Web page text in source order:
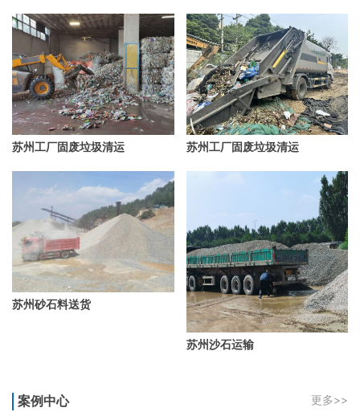
苏州工厂固废垃圾清运 苏州工厂固废垃圾清运
苏州砂石料送货
苏州沙石运输
案例中心 更多>>